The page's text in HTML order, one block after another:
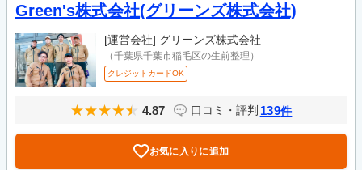
Green's株式会社(グリーンズ株式会社)
[運営会社] グリーンズ株式会社
（千葉県千葉市稲毛区の生前整理）
クレジットカードOK
4.87 口コミ・評判 139件
お気に入りに追加